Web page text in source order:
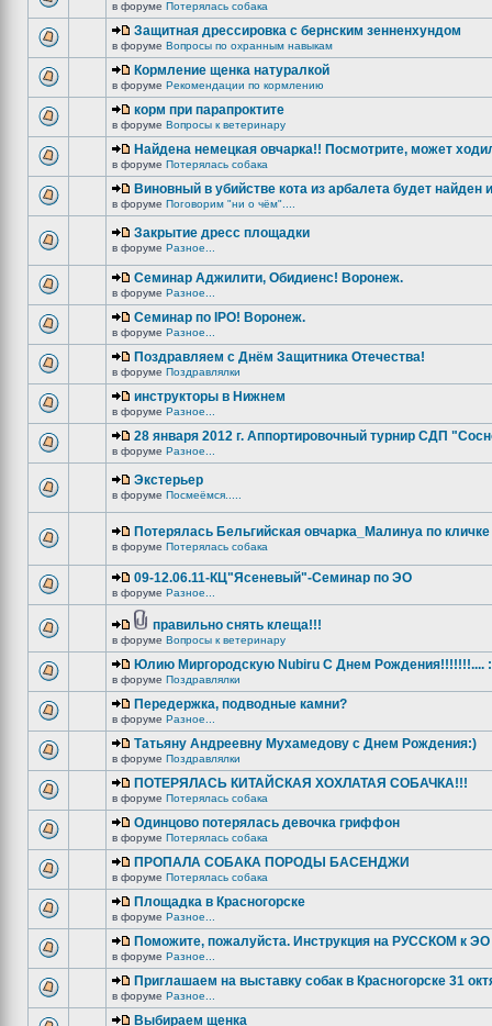
в форуме Потерялась собака
Защитная дрессировка с бернским зенненхундом
в форуме Вопросы по охранным навыкам
Кормление щенка натуралкой
в форуме Рекомендации по кормлению
корм при парапроктите
в форуме Вопросы к ветеринару
Найдена немецкая овчарка!! Посмотрите, может
в форуме Потерялась собака
Виновный в убийстве кота из арбалета будет найден
в форуме Поговорим "ни о чём"....
Закрытие дресс площадки
в форуме Разное...
Семинар Аджилити, Обидиенс! Воронеж.
в форуме Разное...
Семинар по IPO! Воронеж.
в форуме Разное...
Поздравляем с Днём Защитника Отечества!
в форуме Поздравлялки
инструкторы в Нижнем
в форуме Разное...
28 января 2012 г. Аппортировочный турнир СДП
в форуме Разное...
Экстерьер
в форуме Посмеёмся.....
Потерялась Бельгийская овчарка_Малинуа по
в форуме Потерялась собака
09-12.06.11-КЦ"Ясеневый"-Семинар по ЭО
в форуме Разное...
правильно снять клеща!!!
в форуме Вопросы к ветеринару
Юлию Миргородскую Nubiru С Днем Рождения!!!!!!!....
в форуме Поздравлялки
Передержка, подводные камни?
в форуме Разное...
Татьяну Андреевну Мухамедову с Днем Рождения:)
в форуме Поздравлялки
ПОТЕРЯЛАСЬ КИТАЙСКАЯ ХОХЛАТАЯ СОБАЧКА!!!
в форуме Потерялась собака
Одинцово потерялась девочка гриффон
в форуме Потерялась собака
ПРОПАЛА СОБАКА ПОРОДЫ БАСЕНДЖИ
в форуме Потерялась собака
Площадка в Красногорске
в форуме Разное...
Поможите, пожалуйста. Инструкция на РУССКОМ к ЭО
в форуме Разное...
Приглашаем на выставку собак в Красногорске 31
в форуме Разное...
Выбираем щенка